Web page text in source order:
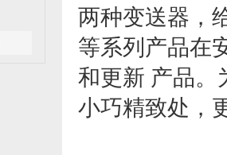
两种变送器，
等系列产品在
和更新 产品。
小巧精致处，